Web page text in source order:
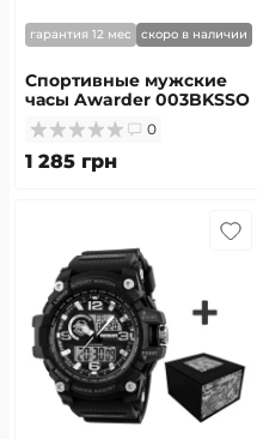
гарантия 12 мес скоро в наличии
Спортивные мужские
часы Awarder 003BKSSO
ССО Черные + Коробка
0
1 285 грн